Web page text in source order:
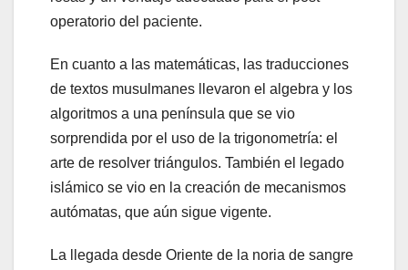
operatorio del paciente.
En cuanto a las matemáticas, las traducciones
de textos musulmanes llevaron el algebra y los
algoritmos a una península que se vio
sorprendida por el uso de la trigonometría: el
arte de resolver triángulos. También el legado
islámico se vio en la creación de mecanismos
autómatas, que aún sigue vigente.
La llegada desde Oriente de la noria de sangre